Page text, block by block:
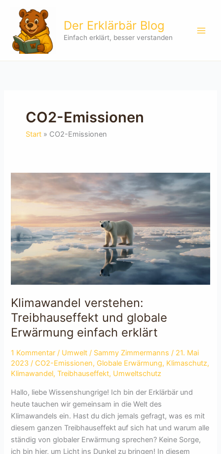
springen
Der Erklärbär Blog
Einfach erklärt, besser verstanden
CO2-Emissionen
Start CO2-Emissionen
Klimawandel verstehen:
Treibhauseffekt und globale
Erwärmung einfach erklärt
1 Kommentar / Umwelt / Sammy Zimmermanns/ 21. Mai
2023/ CO2-Emissionen, Globale Erwärmung, Klimaschutz,
Klimawandel,Treibhauseffekt, Umweltschutz
Hallo, liebe Wissenshungrige! Ich bin der Erklärbär und
heute tauchen wir gemeinsam in die Welt des
Klimawandels ein. Hast du dich jemals gefragt, was es mit
diesem ganzen Treibhauseffekt auf sich hat und warum alle
ständig von globaler Erwärmung sprechen? Keine Sorge,
ich bin hier, um Licht ins Dunkel zu bringen! In diesem